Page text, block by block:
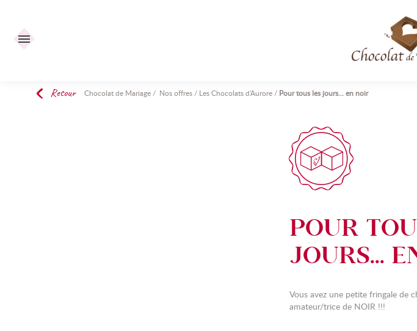
Retour Chocolat de Mariage/ Nos offres/ Les Chocolats d'Aurore/ Pour tous les jours... en noir
POUR
JOURS...
Vous avez une petite fringale de
amateur/trice de NOIR !!!